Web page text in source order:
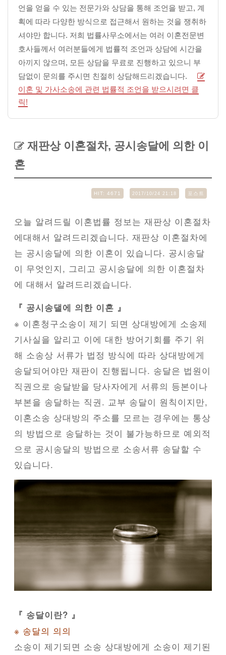
언을 얻을 수 있는 전문가와 상담을 통해 조언을 받고, 계
획에 따라 다양한 방식으로 접근해서 원하는 것을 쟁취하
셔야만 합니다. 저희 법률사무소에서는 여러 이혼전문변
호사들께서 여러분들에게 법률적 조언과 상담에 시간을
아끼지 않으며, 모든 상담을 무료로 진행하고 있으니 부
담없이 문의를 주시면 친절히 상담해드리겠습니다.
이혼 및 가사소송에 관련 법률적 조언을 받으시려면 클
릭!
재판상 이혼절차, 공시송달에 의한 이
혼
HIT: 4671 2017/10/24 21:18 포스트
오늘 알려드릴 이혼법률 정보는 재판상 이혼절차
에대해서 알려드리겠습니다. 재판상 이혼절차에
는 공시송달에 의한 이혼이 있습니다. 공시송달
이 무엇인지, 그리고 공시송달에 의한 이혼절차
에 대해서 알려드리겠습니다.
『 공시송댈에 의한 이혼 』
※ 이혼청구소송이 제​기 되면 상대방에게 소송제
기사실을 알리고 이에 대한 방어기회를 주기 위
해 소송상 서류가 법정 방식에 따라 상대방에게
송달되어야만 재판이 진행됩니다. 송달은 법원이
직권으로 송달받을 당사자에게 서류의 등본이나
부본을 송달하는 직권. 교부 송달이 원칙이지만,
이혼소송 상대방의 주소를 모르는 경우에는 통상
의 방법으로 송달하는 것이 불가능하므로 예외적
으로 공시송달의 방법으로 소송서류 송달할 수
있습니다.
『 송달이란? 』
※ 송달의 의의
소송이 제기되면 소송 상대방에게 소송이 제기된